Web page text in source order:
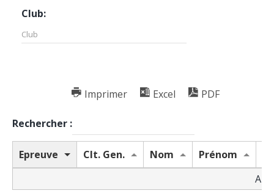
Club:
Imprimer Excel PDF
Rechercher :
Epreuve Clt. Gen. Nom Prénom